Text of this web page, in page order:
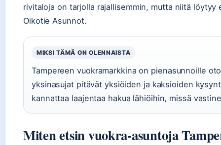
rivitaloja on tarjolla rajallisemmin, mutta niitä
Oikotie Asunnot.
MIKSI TÄMÄ ON OLENNAISTA
Tampereen vuokramarkkina on pienasunnoille
yksinasujat pitävät yksiöiden ja kaksioiden
kannattaa laajentaa hakua lähiöihin, missä
Miten etsin vuokra-asuntoja